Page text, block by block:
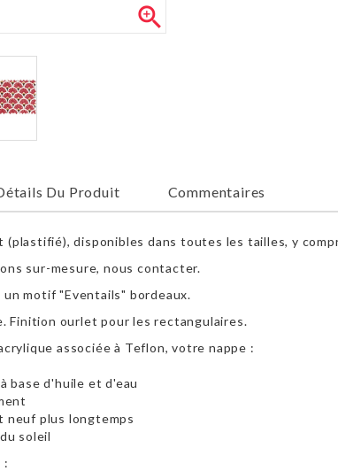

Du Produit Commentaires
(plastifié), disponibles dans toutes les tailles, y
sur-mesure, nous contacter.
un motif "Eventails" bordeaux.
Finition ourlet pour les rectangulaires.
associée à Teflon, votre nappe :
base d'huile et d'eau
neuf plus longtemps
soleil
: